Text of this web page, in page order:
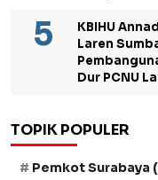
KBIHU
Laren
Dur PCNU
TOPIK POPULER
Pemkot Surabaya